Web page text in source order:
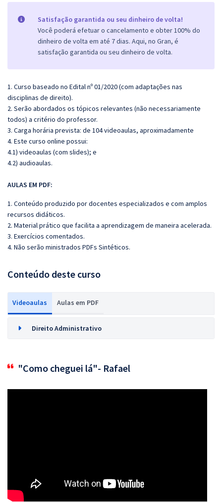
Satisfação garantida ou seu dinheiro de volta!
Você poderá efetuar o cancelamento e obter 100% do
dinheiro de volta em até 7 dias. Aqui, no Gran, é
satisfação garantida ou seu dinheiro de volta.
1. Curso baseado no Edital nº 01/2020 (com adaptações nas
disciplinas de direito).
2. Serão abordados os tópicos relevantes (não necessariamente
todos) a critério do professor.
3. Carga horária prevista: de 104 videoaulas, aproximadamente
4. Este curso online possui:
4.1) videoaulas (com slides); e
4.2) audioaulas.
AULAS EM PDF:
1. Conteúdo produzido por docentes especializados e com amplos
recursos didáticos.
2. Material prático que facilita a aprendizagem de maneira acelerada.
3. Exercícios comentados.
4. Não serão ministrados PDFs Sintéticos.
Conteúdo deste curso
Videoaulas Aulas em PDF
Direito Administrativo
"Como cheguei lá"- Rafael